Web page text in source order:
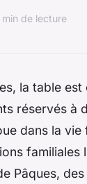
min de lecture
la table
réservés à
dans la
Pâques,